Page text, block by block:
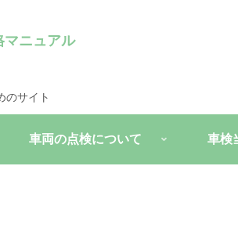
マニュアル
のサイト
車両の点検について 車検